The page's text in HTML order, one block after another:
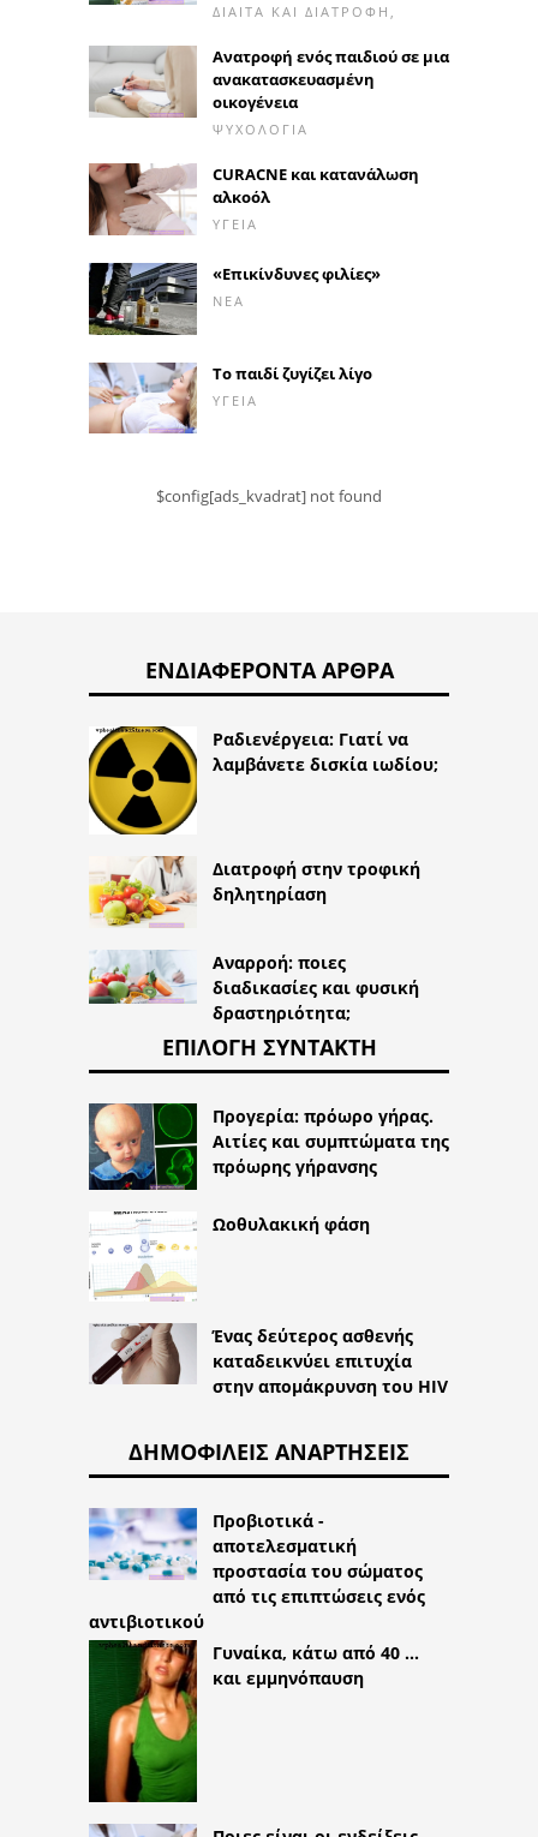
ΔΊΑΙΤΑ ΚΑΙ ΔΙΑΤΡΟΦΉ,
Ανατροφή ενός παιδιού σε μια
ανακατασκευασμένη
οικογένεια
ΨΥΧΟΛΟΓΊΑ
CURACNE και κατανάλωση
αλκοόλ
ΥΓΕΊΑ
«Επικίνδυνες φιλίες»
ΝΈΑ
Το παιδί ζυγίζει λίγο
ΥΓΕΊΑ
$config[ads_kvadrat] not found
ΕΝΔΙΑΦΈΡΟΝΤΑ ΆΡΘΡΑ
Ραδιενέργεια: Γιατί να
λαμβάνετε δισκία ιωδίου;
Διατροφή στην τροφική
δηλητηρίαση
Αναρροή: ποιες
διαδικασίες και φυσική
δραστηριότητα;
ΕΠΙΛΟΓΉ ΣΥΝΤΆΚΤΗ
Προγερία: πρόωρο γήρας.
Αιτίες και συμπτώματα της
πρόωρης γήρανσης
Ωοθυλακική φάση
Ένας δεύτερος ασθενής
καταδεικνύει επιτυχία
στην απομάκρυνση του HIV
ΔΗΜΟΦΙΛΕΊΣ ΑΝΑΡΤΉΣΕΙΣ
Προβιοτικά -
αποτελεσματική
προστασία του σώματος
από τις επιπτώσεις ενός
αντιβιοτικού
Γυναίκα, κάτω από 40 ...
και εμμηνόπαυση